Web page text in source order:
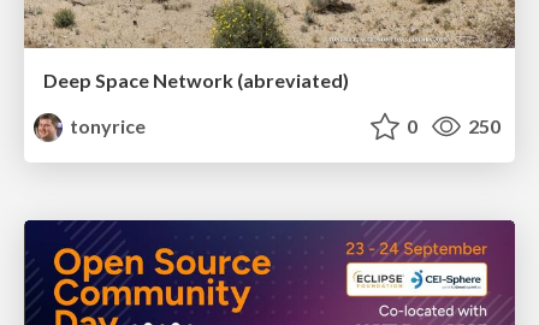
Deep Space Network (abreviated)
tonyrice
0 250